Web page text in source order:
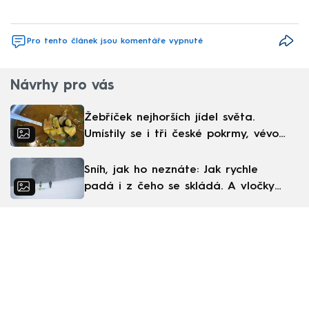
Pro tento článek jsou komentáře vypnuté
Návrhy pro vás
Žebříček nejhorších jídel světa.
Umístily se i tři české pokrmy, vévodí
Sníh, jak ho neznáte: Jak rychle
padá i z čeho se skládá. A vločky